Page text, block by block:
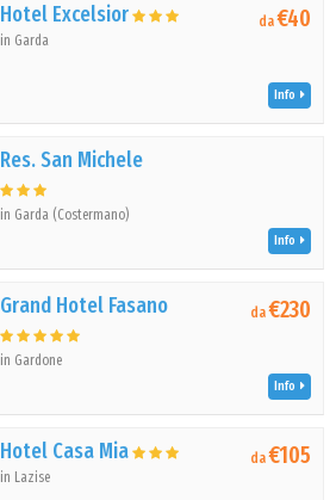
Hotel Excelsior
in Garda
da€40
Info
Res. San Michele
in Garda (Costermano)
Info
Grand Hotel Fasano
in Gardone
da€230
Info
Hotel Casa Mia
in Lazise
da€105